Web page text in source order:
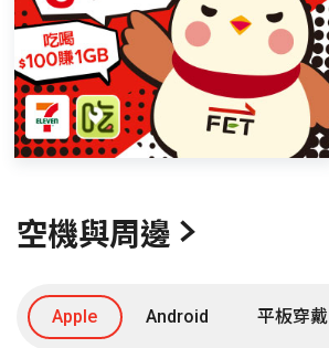
空機與周邊
Apple Android 平板穿戴